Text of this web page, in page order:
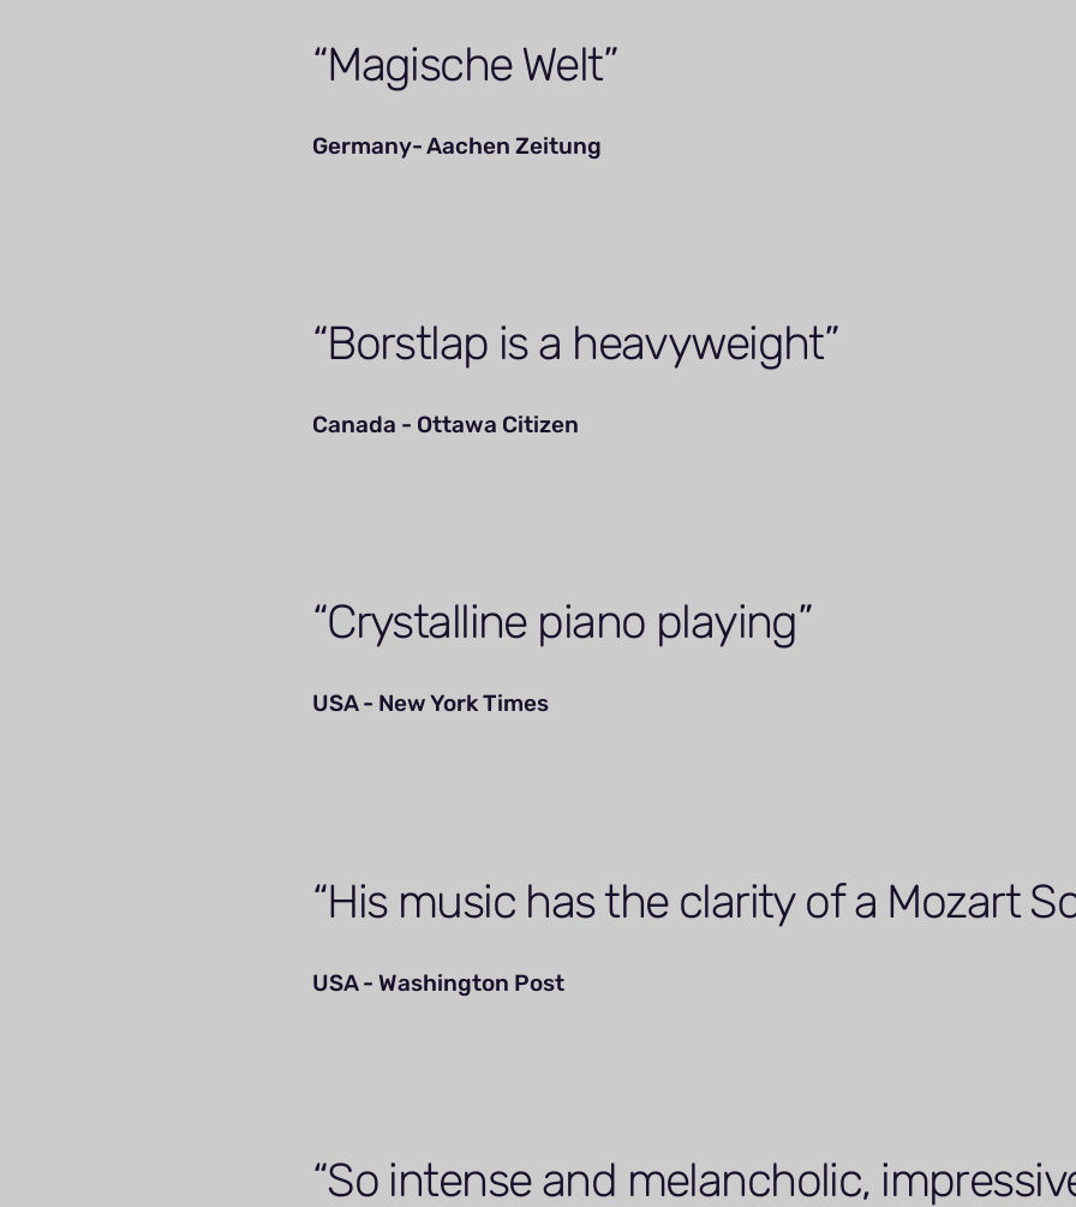
Magische Welt
Germany- Aachen Zeitung
Borstlap is a heavyweight
Canada - Ottawa Citizen
Crystalline piano playing
USA - New York Times
His music has the clarity of a Mozart
USA - Washington Post
So intense and melancholic,